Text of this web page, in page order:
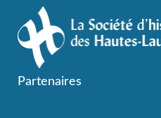
Partenaires